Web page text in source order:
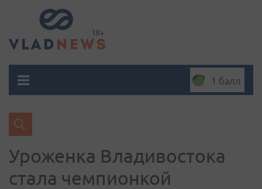
1 балл
Уроженка Владивостока
стала чемпионкой